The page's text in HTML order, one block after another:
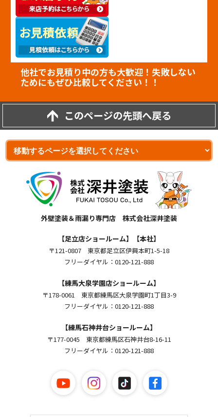
他社でお見積り中の方も大歓迎！失敗しない
ためにもぜひ比較してください！！
このページの先頭へ戻る
外壁塗装＆雨漏り専門店 株式会社深井塗装
【足立店ショールーム】【本社】
〒121-0807 東京都足立区伊興本町1-5-18
フリーダイヤル：0120-121-888
【練馬大泉学園店ショールーム】
〒178-0061 東京都練馬区大泉学園町1丁目3-9
フリーダイヤル：0120-121-888
【練馬石神井台ショールーム】
〒177-0045 東京都練馬区石神井台8-16-11
フリーダイヤル：0120-121-888